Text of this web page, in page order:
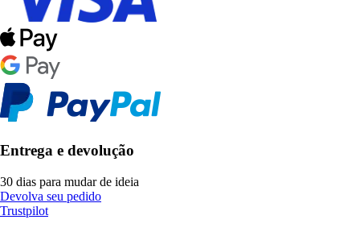
Entrega e devolução
30 dias para mudar de ideia
Devolva seu pedido
Trustpilot